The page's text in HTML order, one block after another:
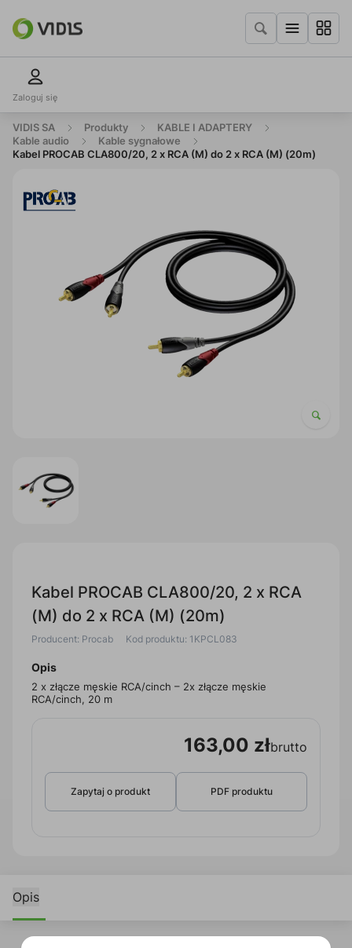
Zaloguj się
VIDIS SA Produkty
KABLE I ADAPTERY
Kable audio
Kable sygnałowe
Kabel PROCAB CLA800/20, 2 x RCA (M) do 2 x RCA (M) (20m)
Kabel PROCAB CLA800/20, 2 x RCA
(M) do 2 x RCA (M) (20m)
Producent: Procab Kod produktu: 1KPCL083
Opis
2 x złącze męskie RCA/cinch – 2x złącze męskie
RCA/cinch, 20 m
163,00 złbrutto
Zapytaj o produkt PDF produktu
Opis